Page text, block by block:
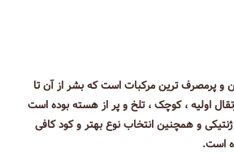
و پرمصرف ترین مرکبات است که بشر از آن تا
اولیه ، کوچک ، تلخ و پر از هسته بوده است
و همچنین انتخاب نوع بهتر و کود کافی
است.